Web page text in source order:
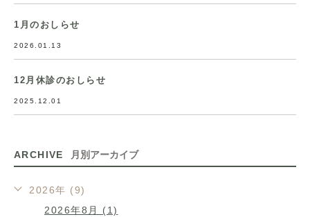
1月のおしらせ
2026.01.13
12月休診のおしらせ
2025.12.01
ARCHIVE 月別アーカイブ
2026年 (9)
2026年8月 (1)